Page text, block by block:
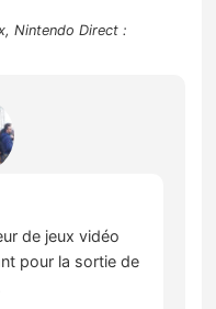
,Nintendo Direct :
de jeux vidéo
pour la sortie de